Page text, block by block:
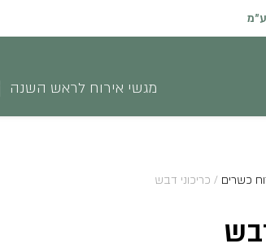
עד שני ימי עסקים קודם לאירוע
מגשי אירוח לראש השנה
כשרים / כריכוני דבש